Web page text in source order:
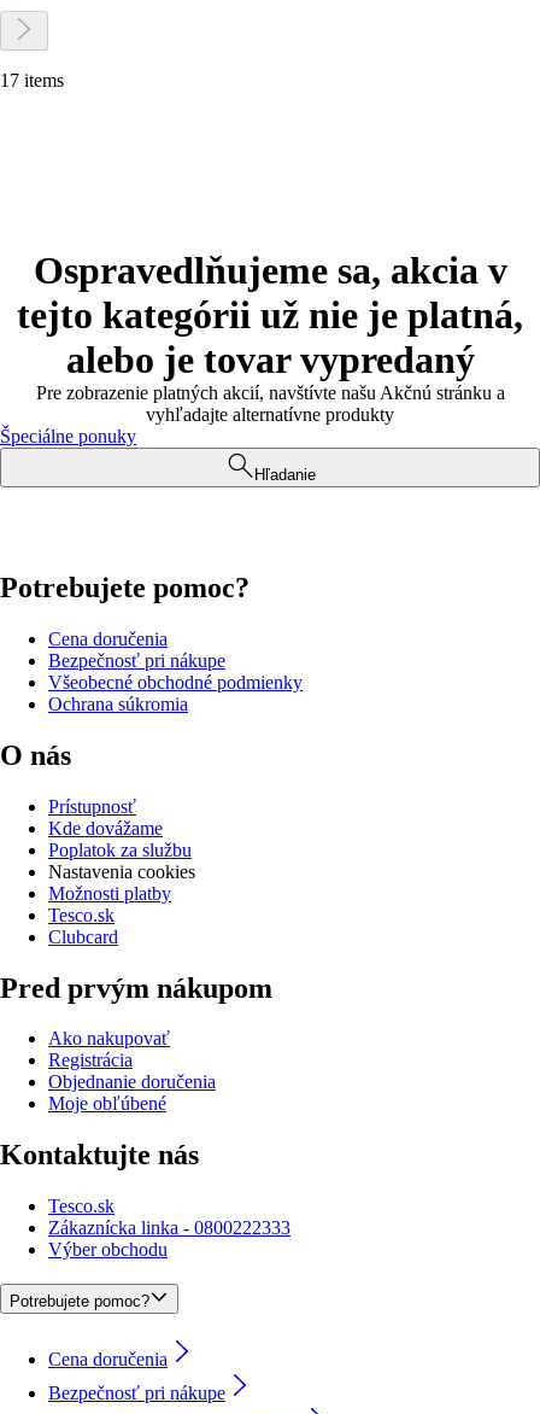
17 items
Ospravedlňujeme sa, akcia v
tejto kategórii už nie je platná,
alebo je tovar vypredaný
Pre zobrazenie platných akcií, navštívte našu Akčnú stránku a
vyhľadajte alternatívne produkty
Špeciálne ponuky
Hľadanie
Potrebujete pomoc?
Cena doručenia
Bezpečnosť pri nákupe
Všeobecné obchodné podmienky
Ochrana súkromia
O nás
Prístupnosť
Kde dovážame
Poplatok za službu
Nastavenia cookies
Možnosti platby
Tesco.sk
Clubcard
Pred prvým nákupom
Ako nakupovať
Registrácia
Objednanie doručenia
Moje obľúbené
Kontaktujte nás
Tesco.sk
Zákaznícka linka - 0800222333
Výber obchodu
Potrebujete pomoc?
Cena doručenia
Bezpečnosť pri nákupe